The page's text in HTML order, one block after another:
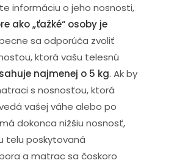
informáciu o jeho nosnosti,
ako „ťažké“ osoby je
sa odporúča zvoliť
ktorá vašu telesnú
najmenej o 5 kg. Ak by
s nosnosťou, ktorá
vašej váhe alebo po
dokonca nižšiu nosnosť,
telu poskytovaná
a matrac sa čoskoro